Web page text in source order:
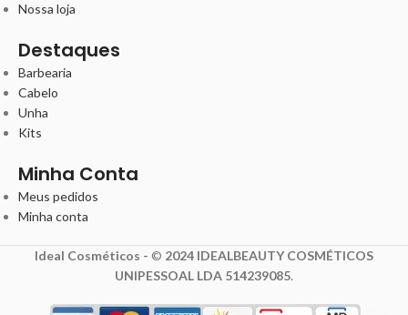
Nossa loja
Destaques
Barbearia
Cabelo
Unha
Kits
Minha Conta
Meus pedidos
Minha conta
Ideal Cosméticos - © 2024 IDEALBEAUTY COSMÉTICOS
UNIPESSOAL LDA 514239085.